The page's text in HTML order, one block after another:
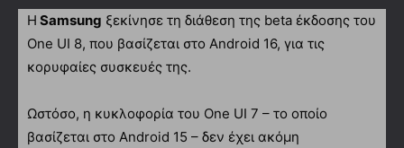
Η Samsung ξεκίνησε τη διάθεση της beta έκδοσης του
One UI 8, που βασίζεται στο Android 16, για τις
κορυφαίες συσκευές της.
Ωστόσο, η κυκλοφορία του One UI 7 – το οποίο
βασίζεται στο Android 15 – δεν έχει ακόμη